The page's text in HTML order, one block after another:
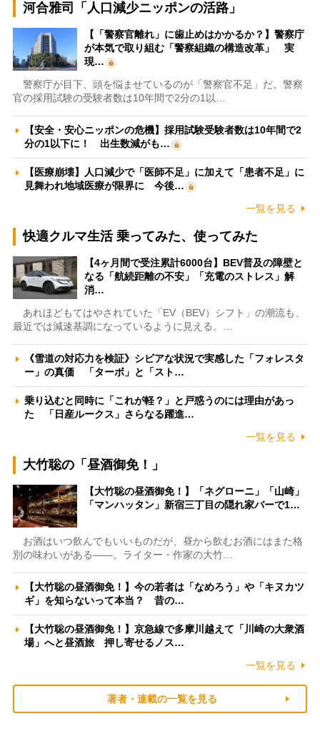
河合雅司「人口減少ニッポンの活路」
【「警察官離れ」に歯止めはかかるか？】警察庁
が本気で取り組む「警察組織の構造改革」 実
現…
警察庁が目下、頭を悩ませているのが「警察官不足」だ。警察
官の採用試験の受験者数は10年間で2分の1以…
【安全・安心ニッポンの危機】採用試験受験者数は10年間で2
分の1以下に！ 出生数減がも…
【医療崩壊】人口減少で「医師不足」に加えて「患者不足」に
見舞われ地域医療が限界に 今後…
一覧を見る
快適クルマ生活 乗ってみた、使ってみた
【4ヶ月間で受注累計6000台】BEV普及の障壁と
なる「航続距離の不安」「充電のストレス」解
消…
あれほどもてはやされていた「EV（BEV）シフト」の潮流も、
最近では減速基調になっているように見える。…
《雪道の対応力を検証》シビアな状況で実感した「フォレスタ
ー」の真価 「ターボ」と「スト…
乗り込むと同時に「これが軽？」と戸惑うのには理由があっ
た 「日産ルークス」さらなる躍進…
一覧を見る
大竹聡の「昼酒御免！」
【大竹聡の昼酒御免！】「ネグローニ」「山崎」
「マンハッタン」新宿三丁目の隠れ家バーで1…
お酒はいつ飲んでもいいものだが、昼から飲むお酒にはまた格
別の味わいがある――。ライター・作家の大竹…
【大竹聡の昼酒御免！】今の若者は「なめろう」や「キヌカツ
ギ」を知らないって本当？ 昔の…
【大竹聡の昼酒御免！】京急線で多摩川越えて「川崎の大衆酒
場」へと昼酒旅 押し寄せるノス…
一覧を見る
著者・連載の一覧を見る